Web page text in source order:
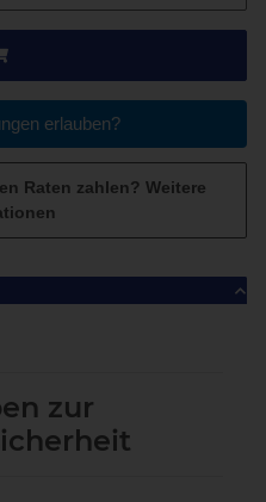
erlauben?
Raten zahlen? Weitere
zur